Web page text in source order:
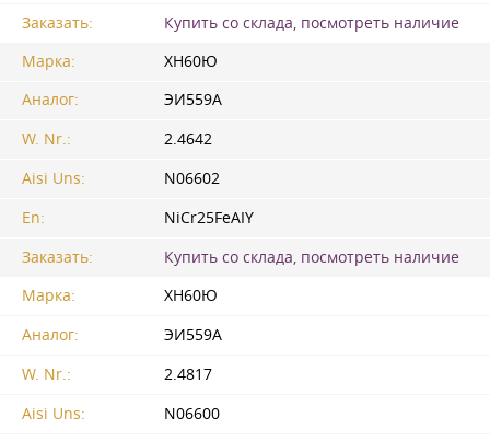
Заказать:
Купить со склада, посмотреть наличие
Марка:
ХН60Ю
Аналог:
ЭИ559А
W. Nr.:
2.4642
Aisi Uns:
N06602
En:
NiCr25FeAIY
Заказать:
Купить со склада, посмотреть наличие
Марка:
ХН60Ю
Аналог:
ЭИ559А
W. Nr.:
2.4817
Aisi Uns:
N06600